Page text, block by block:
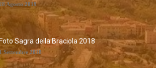
Agosto 2019
Sagra della Braciola 2018
1 Settembre 2018